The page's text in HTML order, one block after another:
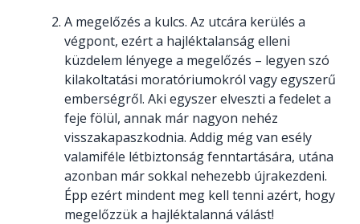
A megelőzés a kulcs. Az utcára kerülés a
végpont, ezért a hajléktalanság elleni
küzdelem lényege a megelőzés – legyen szó
kilakoltatási moratóriumokról vagy egyszerű
emberségről. Aki egyszer elveszti a fedelet a
feje fölül, annak már nagyon nehéz
visszakapaszkodnia. Addig még van esély
valamiféle létbiztonság fenntartására, utána
azonban már sokkal nehezebb újrakezdeni.
Épp ezért mindent meg kell tenni azért, hogy
megelőzzük a hajléktalanná válást!